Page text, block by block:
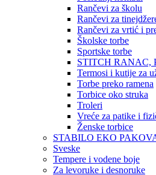
Rančevi za školu
Rančevi za
Rančevi za vrtić i
Školske torbe
Sportske torbe
STITCH RANAC,
Termosi i kutije za
Torbe preko ramena
Torbice oko struka
Troleri
Vreće za patike i
Ženske torbice
STABILO EKO
Sveske
Tempere i vodene boje
Za levoruke i desnoruke